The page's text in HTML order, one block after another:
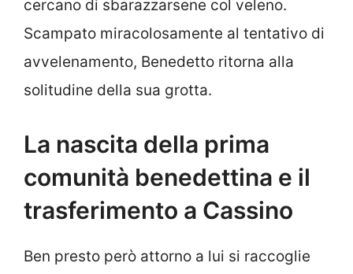
cercano di sbarazzarsene col veleno.
Scampato miracolosamente al tentativo di
avvelenamento, Benedetto ritorna alla
solitudine della sua grotta.
La nascita della prima
comunità benedettina e il
trasferimento a Cassino
Ben presto però attorno a lui si raccoglie